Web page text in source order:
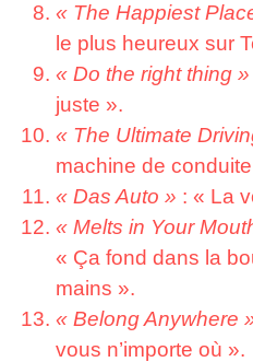
« The Happiest
le plus heureux sur
« Do the right thing »
juste ».
« The Ultimate
machine de
« Das Auto » : « La
« Melts in Your
« Ça fond dans la
mains ».
« Belong Anywhere
vous n’importe où ».